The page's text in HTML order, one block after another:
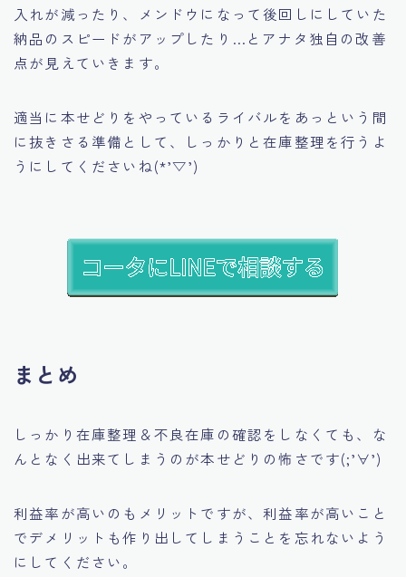
入れが減ったり、メンドウになって後回しにしていた
納品のスピードがアップしたり…とアナタ独自の改善
点が見えていきます。
適当に本せどりをやっているライバルをあっという間
に抜きさる準備として、しっかりと在庫整理を行うよ
うにしてくださいね(*’▽’)
まとめ
しっかり在庫整理＆不良在庫の確認をしなくても、な
んとなく出来てしまうのが本せどりの怖さです(;’∀’)
利益率が高いのもメリットですが、利益率が高いこと
でデメリットも作り出してしまうことを忘れないよう
にしてください。